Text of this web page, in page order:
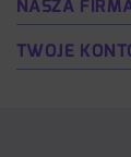
NASZA
TWOJE